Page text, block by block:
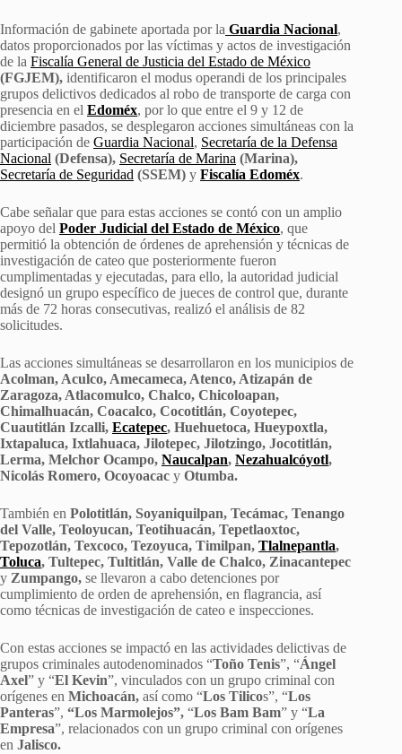
Información de gabinete aportada por la Guardia Nacional,
datos proporcionados por las víctimas y actos de investigación
de la Fiscalía General de Justicia del Estado de México
(FGJEM), identificaron el modus operandi de los principales
grupos delictivos dedicados al robo de transporte de carga con
presencia en el Edoméx, por lo que entre el 9 y 12 de
diciembre pasados, se desplegaron acciones simultáneas con la
participación de Guardia Nacional, Secretaría de la Defensa
Nacional (Defensa), Secretaría de Marina (Marina),
Secretaría de Seguridad (SSEM) y Fiscalía Edoméx.
Cabe señalar que para estas acciones se contó con un amplio
apoyo del Poder Judicial del Estado de México, que
permitió la obtención de órdenes de aprehensión y técnicas de
investigación de cateo que posteriormente fueron
cumplimentadas y ejecutadas, para ello, la autoridad judicial
designó un grupo específico de jueces de control que, durante
más de 72 horas consecutivas, realizó el análisis de 82
solicitudes.
Las acciones simultáneas se desarrollaron en los municipios de
Acolman, Aculco, Amecameca, Atenco, Atizapán de
Zaragoza, Atlacomulco, Chalco, Chicoloapan,
Chimalhuacán, Coacalco, Cocotitlán, Coyotepec,
Cuautitlán Izcalli, Ecatepec, Huehuetoca, Hueypoxtla,
Ixtapaluca, Ixtlahuaca, Jilotepec, Jilotzingo, Jocotitlán,
Lerma, Melchor Ocampo, Naucalpan, Nezahualcóyotl,
Nicolás Romero, Ocoyoacac y Otumba.
También en Polotitlán, Soyaniquilpan, Tecámac, Tenango
del Valle, Teoloyucan, Teotihuacán, Tepetlaoxtoc,
Tepozotlán, Texcoco, Tezoyuca, Timilpan, Tlalnepantla,
Toluca, Tultepec, Tultitlán, Valle de Chalco, Zinacantepec
y Zumpango, se llevaron a cabo detenciones por
cumplimiento de orden de aprehensión, en flagrancia, así
como técnicas de investigación de cateo e inspecciones.
Con estas acciones se impactó en las actividades delictivas de
grupos criminales autodenominados “Toño Tenis”, “Ángel
Axel” y “El Kevin”, vinculados con un grupo criminal con
orígenes en Michoacán, así como “Los Tilicos”, “Los
Panteras”, “Los Marmolejos”, “Los Bam Bam” y “La
Empresa”, relacionados con un grupo criminal con orígenes
en Jalisco.